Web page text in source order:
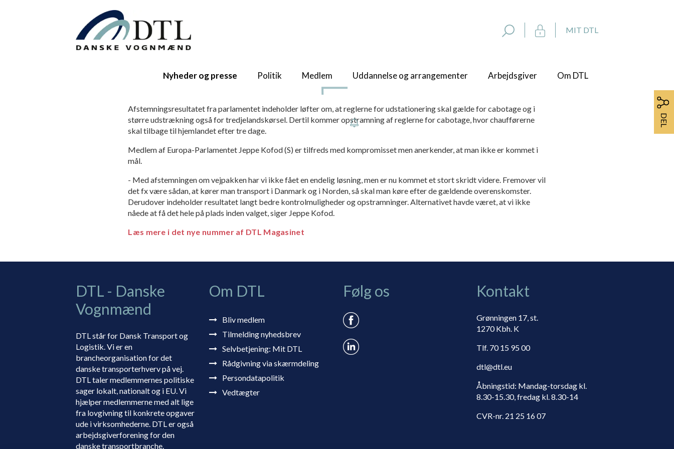
DEL
MIT DTL
Nyheder og presse Politik Medlem Uddannelse og arrangementer Arbejdsgiver Om DTL
Afstemningsresultatet fra parlamentet indeholder løfter om, at reglerne for udstationering skal gælde for cabotage og i
større udstrækning også for tredjelandskørsel. Dertil kommer opstram­ning af reglerne for cabotage, hvor chaufførerne
skal tilbage til hjemlandet efter tre dage.
Medlem af Europa-Parlamentet Jeppe Kofod (S) er tilfreds med kompromisset men anerkender, at man ikke er kommet i
mål.
- Med afstemningen om vejpakken har vi ikke fået en endelig løsning, men er nu kommet et stort skridt videre. Fremover vil
det fx være sådan, at kører man transport i Danmark og i Norden, så skal man køre efter de gældende overenskomster.
Derudover indeholder resultatet langt bedre kontrolmuligheder og opstram­ninger. Alternativet havde været, at vi ikke
nåede at få det hele på plads inden valget, siger Jeppe Kofod.
Læs mere i det nye nummer af DTL Magasinet
DTL - Danske
Vognmænd
DTL står for Dansk Transport og
Logistik. Vi er en
brancheorganisation for det
danske transporterhverv på vej.
DTL taler medlemmernes politiske
sager lokalt, nationalt og i EU. Vi
hjælper medlemmerne med alt lige
fra lovgivning til konkrete opgaver
ude i virksomhederne. DTL er også
arbejdsgiverforening for den
danske transportbranche.
Om DTL
Bliv medlem
Tilmelding nyhedsbrev
Selvbetjening: Mit DTL
Rådgivning via skærmdeling
Persondatapolitik
Vedtægter
Følg os Kontakt
Grønningen 17, st.
1270 Kbh. K
Tlf. 70 15 95 00
dtl@dtl.eu
Åbningstid: Mandag-torsdag kl.
8.30-15.30, fredag kl. 8.30-14
CVR-nr. 21 25 16 07